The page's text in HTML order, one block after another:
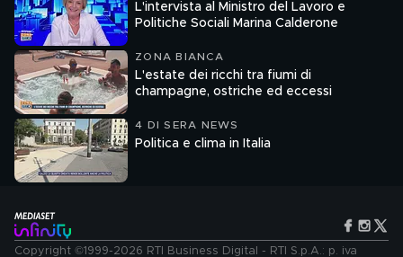
L'intervista al Ministro del Lavoro e
Politiche Sociali Marina Calderone
ZONA BIANCA
L'estate dei ricchi tra fiumi di
champagne, ostriche ed eccessi
4 DI SERA NEWS
Politica e clima in Italia
Copyright ©1999-2026 RTI Business Digital - RTI S.p.A.: p. iva